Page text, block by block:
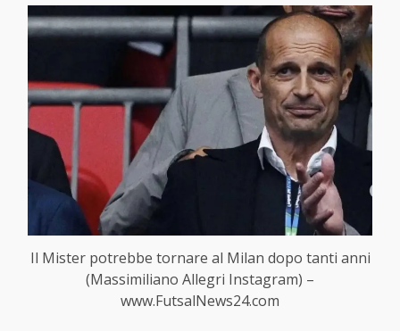
Il Mister potrebbe tornare al Milan dopo tanti anni
(Massimiliano Allegri Instagram) –
www.FutsalNews24.com